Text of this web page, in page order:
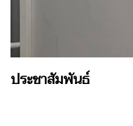
ประชาสัมพันธ์